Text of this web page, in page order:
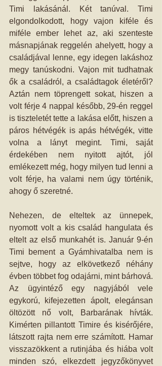
Timi lakásánál. Két tanúval. Timi
elgondolkodott, hogy vajon kiféle és
miféle ember lehet az, aki szenteste
másnapjának reggelén ahelyett, hogy a
családjával lenne, egy idegen lakáshoz
megy tanúskodni. Vajon mit tudhatnak
ők a családról, a családtagok életéről?
Aztán nem töprengett sokat, hiszen a
volt férje 4 nappal később, 29-én reggel
is tiszteletét tette a lakása előtt, hiszen a
páros hétvégék is apás hétvégék, vitte
volna a lányt megint. Timi, saját
érdekében nem nyitott ajtót, jól
emlékezett még, hogy milyen tud lenni a
volt férje, ha valami nem úgy történik,
ahogy ő szeretné.
Nehezen, de elteltek az ünnepek,
nyomott volt a kis család hangulata és
eltelt az első munkahét is. Január 9-én
Timi bement a Gyámhivatalba nem is
sejtve, hogy az elkövetkező néhány
évben többet fog odajárni, mint bárhová.
Az ügyintéző egy nagyjából vele
egykorú, kifejezetten ápolt, elegánsan
öltözött nő volt, Barbarának hívták.
Kimérten pillantott Timire és kisérőjére,
látszott rajta nem erre számított. Hamar
visszazökkent a rutinjába és hiába volt
minden szó, elkezdett jegyzőkönyvet